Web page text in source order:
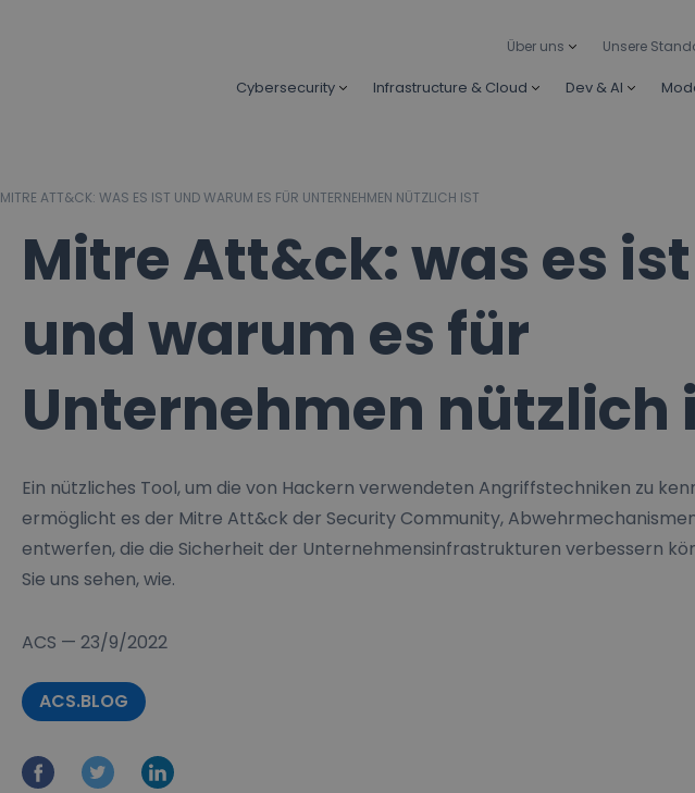
Cybersecurity Infrastructure & Cloud Dev & AI
Über uns Unsere
MITRE ATT&CK: WAS ES IST UND WARUM ES FÜR UNTERNEHMEN NÜTZLICH IST
Mitre Att&ck: was es ist
und warum es für
Unternehmen nützlich
Ein nützliches Tool, um die von Hackern verwendeten Angriffstechniken zu
ermöglicht es der Mitre Att&ck der Security Community,
entwerfen, die die Sicherheit der Unternehmensinfrastrukturen verbessern
Sie uns sehen, wie.
ACS — 23/9/2022
ACS.BLOG